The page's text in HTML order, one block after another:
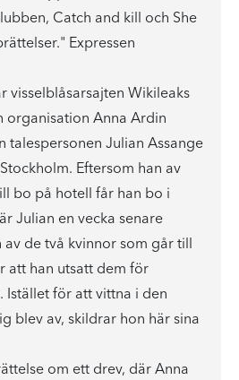
Catch and kill och She
Expressen
visselblåsarsajten Wikileaks
organisation Anna Ardin
talespersonen Julian Assange
Eftersom han av
bo på hotell får han bo i
Julian en vecka senare
de två kvinnor som går till
att han utsatt dem för
Istället för att vittna i den
blev av, skildrar hon här sina
om ett drev, där Anna